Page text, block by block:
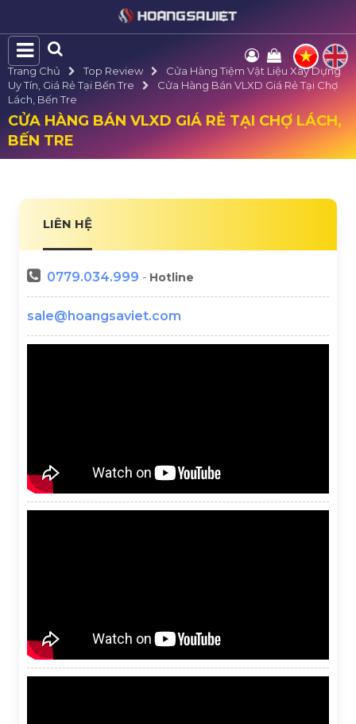
Trang Chủ Top Review
Cửa Hàng Tiệm Vật Liệu Xây Dựng
Uy Tín, Giá Rẻ Tại Bến Tre
Cửa Hàng Bán VLXD Giá Rẻ Tại Chợ
Lách, Bến Tre
CỬA HÀNG BÁN VLXD GIÁ RẺ TẠI CHỢ LÁCH,
BẾN TRE
LIÊN HỆ
0779.034.999 - Hotline
sale@hoangsaviet.com